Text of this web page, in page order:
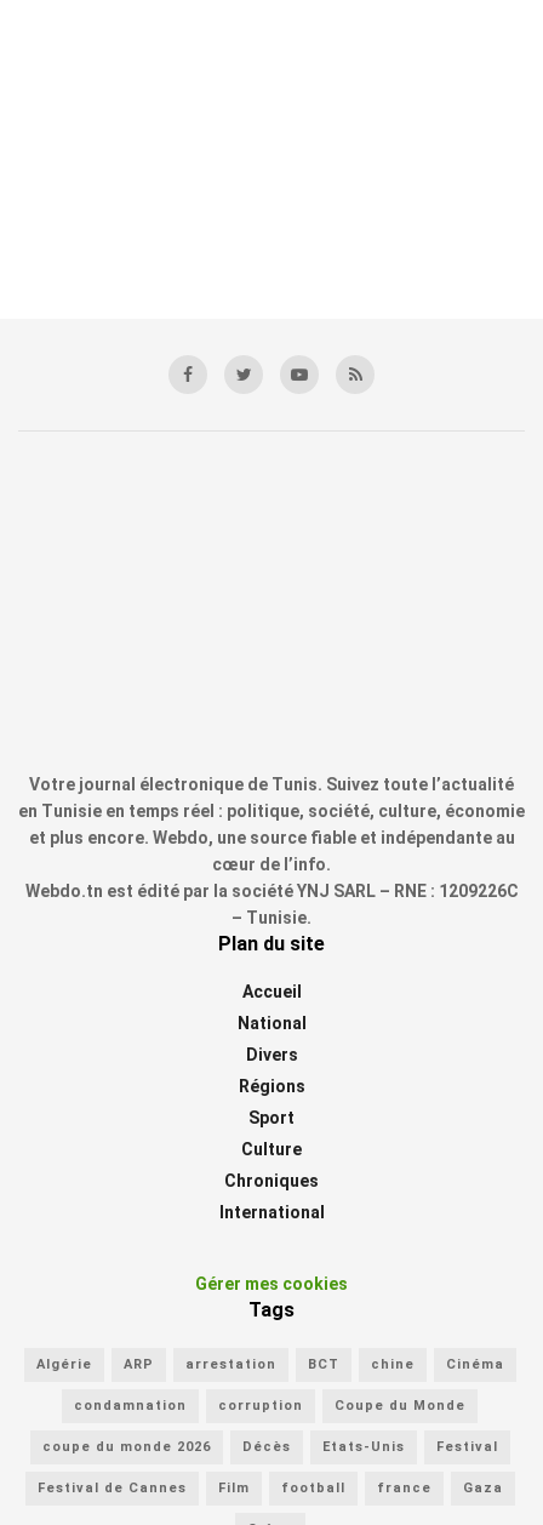
Votre journal électronique de Tunis. Suivez toute l’actualité
en Tunisie en temps réel : politique, société, culture, économie
et plus encore. Webdo, une source fiable et indépendante au
cœur de l’info.
Webdo.tn est édité par la société YNJ SARL – RNE : 1209226C
– Tunisie.
Plan du site
Accueil
National
Divers
Régions
Sport
Culture
Chroniques
International
Gérer mes cookies
Tags
Algérie ARP arrestation BCT chine Cinéma
condamnation corruption Coupe du Monde
coupe du monde 2026 Décès Etats-Unis Festival
Festival de Cannes Film football france Gaza